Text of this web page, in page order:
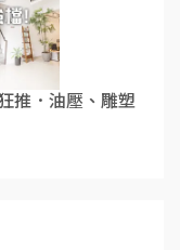
推．油壓、雕塑